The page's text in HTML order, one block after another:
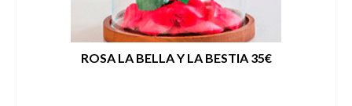
ROSA LA BELLA Y LA BESTIA 35€